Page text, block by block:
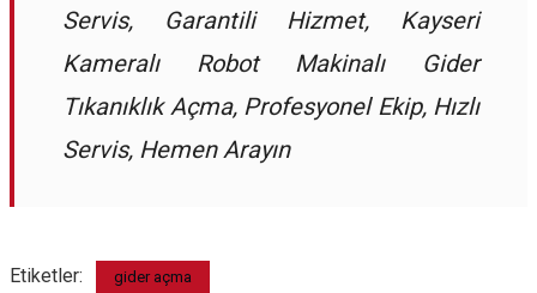
Servis, Garantili Hizmet, Kayseri
Kameralı Robot Makinalı Gider
Tıkanıklık Açma, Profesyonel Ekip, Hızlı
Servis, Hemen Arayın
Etiketler: gider açma